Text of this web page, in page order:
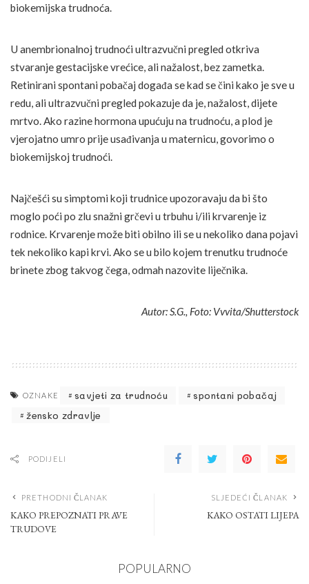
biokemijska trudnoća.
U anembrionalnoj trudnoći ultrazvučni pregled otkriva
stvaranje gestacijske vrećice, ali nažalost, bez zametka.
Retinirani spontani pobačaj događa se kad se čini kako je sve u
redu, ali ultrazvučni pregled pokazuje da je, nažalost, dijete
mrtvo. Ako razine hormona upućuju na trudnoću, a plod je
vjerojatno umro prije usađivanja u maternicu, govorimo o
biokemijskoj trudnoći.
Najčešći su simptomi koji trudnice upozoravaju da bi što
moglo poći po zlu snažni grčevi u trbuhu i/ili krvarenje iz
rodnice. Krvarenje može biti obilno ili se u nekoliko dana pojavi
tek nekoliko kapi krvi. Ako se u bilo kojem trenutku trudnoće
brinete zbog takvog čega, odmah nazovite liječnika.
Autor: S.G., Foto: Vvvita/Shutterstock
OZNAKE savjeti za trudnoću
spontani pobačaj
žensko zdravlje
PODIJELI
PRETHODNI ČLANAK
KAKO PREPOZNATI PRAVE
TRUDOVE
SLJEDEĆI ČLANAK
KAKO OSTATI LIJEPA
POPULARNO